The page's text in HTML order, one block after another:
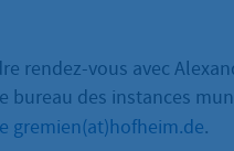
rendez-vous avec
bureau des instances
gremien(at)hofheim.de.